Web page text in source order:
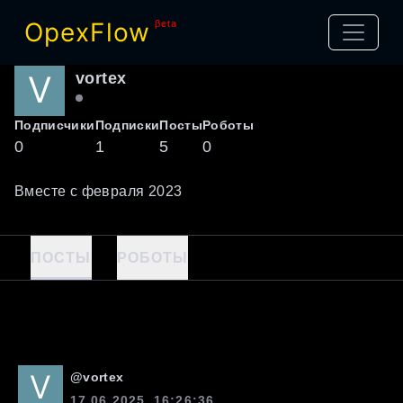
OpexFlow βeta
vortex
Подписчики
0
Подписки
1
Посты
5
Роботы
0
Вместе с февраля 2023
ПОСТЫ РОБОТЫ
@vortex